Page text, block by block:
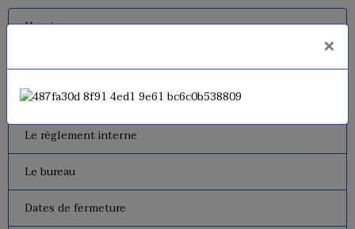
Horaires
Tarifs
Le règlement interne
Le bureau
Dates de fermeture
×